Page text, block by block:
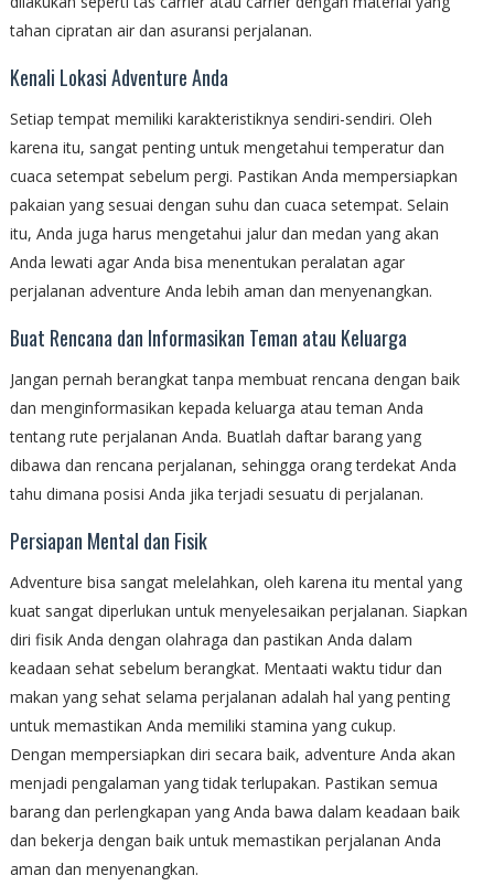
tahan cipratan air dan asuransi perjalanan.
Kenali Lokasi Adventure Anda
Setiap tempat memiliki karakteristiknya sendiri-sendiri. Oleh
karena itu, sangat penting untuk mengetahui temperatur dan
cuaca setempat sebelum pergi. Pastikan Anda mempersiapkan
pakaian yang sesuai dengan suhu dan cuaca setempat. Selain
itu, Anda juga harus mengetahui jalur dan medan yang akan
Anda lewati agar Anda bisa menentukan peralatan agar
perjalanan adventure Anda lebih aman dan menyenangkan.
Buat Rencana dan Informasikan Teman atau Keluarga
Jangan pernah berangkat tanpa membuat rencana dengan baik
dan menginformasikan kepada keluarga atau teman Anda
tentang rute perjalanan Anda. Buatlah daftar barang yang
dibawa dan rencana perjalanan, sehingga orang terdekat Anda
tahu dimana posisi Anda jika terjadi sesuatu di perjalanan.
Persiapan Mental dan Fisik
Adventure bisa sangat melelahkan, oleh karena itu mental yang
kuat sangat diperlukan untuk menyelesaikan perjalanan. Siapkan
diri fisik Anda dengan olahraga dan pastikan Anda dalam
keadaan sehat sebelum berangkat. Mentaati waktu tidur dan
makan yang sehat selama perjalanan adalah hal yang penting
untuk memastikan Anda memiliki stamina yang cukup.
Dengan mempersiapkan diri secara baik, adventure Anda akan
menjadi pengalaman yang tidak terlupakan. Pastikan semua
barang dan perlengkapan yang Anda bawa dalam keadaan baik
dan bekerja dengan baik untuk memastikan perjalanan Anda
aman dan menyenangkan.